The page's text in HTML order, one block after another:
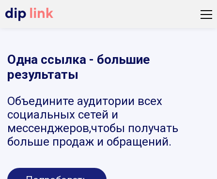
Одна ссылка - большие
результаты
Объедините аудитории всех
социальных сетей и
мессенджеров,чтобы получать
больше продаж и обращений.